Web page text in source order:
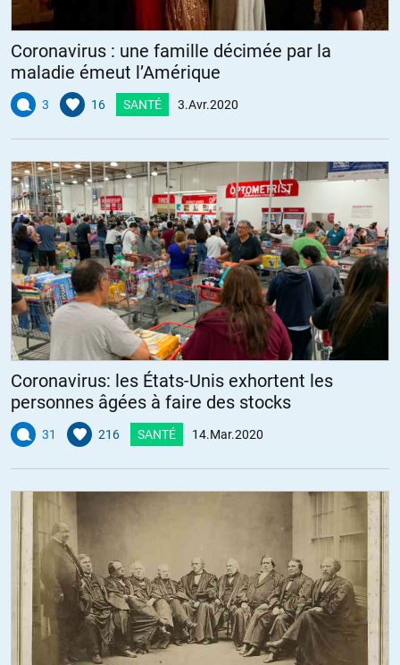
Coronavirus : une famille décimée par la
maladie émeut l’Amérique
3 16 SANTÉ 3.Avr.2020
Coronavirus: les États-Unis exhortent les
personnes âgées à faire des stocks
31 216 SANTÉ 14.Mar.2020